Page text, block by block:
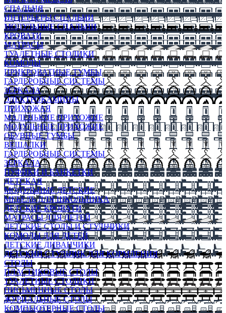
СПАЛЬНЯ
ИНТЕРЬЕРЫ СПАЛЬНИ
МОДУЛЬНЫЕ СПАЛЬНИ
КРОВАТИ
МАТРАСЫ
ТУАЛЕТНЫЕ СТОЛИКИ
КОМОДЫ
ПРИКРОВАТНЫЕ ТУМБЫ
ГАРДЕРОБНЫЕ СИСТЕМЫ
ЗЕРКАЛА
ЭЛЕКТРОКАМИНЫ
ПРИХОЖАЯ
МАЛЕНЬКИЕ ПРИХОЖИЕ
МОДУЛЬНЫЕ ПРИХОЖИЕ
ОБУВНЫЕ ТУМБЫ
ВЕШАЛКИ
ГАРДЕРОБНЫЕ СИСТЕМЫ
ЗЕРКАЛА
ПУФИКИ И БАНКЕТКИ
ДЕТСКАЯ
МОДУЛЬНЫЕ ДЕТСКИЕ
МЕБЕЛЬ ДЛЯ ШКОЛЬНИКА
ДЕТСКИЕ КРОВАТИ
МАТРАСЫ ДЛЯ ДЕТЕЙ
ДЕТСКИЕ СТОЛЫ И СТУЛЬЧИКИ
КОМОДЫ ДЛЯ ДЕТЕЙ
ДЕТСКИЕ ДИВАНЧИКИ
ДЕТСКИЙ СТУЛЬЧИК ДЛЯ КОРМЛЕНИЯ
СТОЛЫ
ПЛАСТИКОВЫЕ СТОЛЫ
ТУАЛЕТНЫЕ СТОЛИКИ
ПИСЬМЕННЫЕ СТОЛЫ
ЖУРНАЛЬНЫЕ СТОЛЫ
КОМПЬЮТЕРНЫЕ СТОЛЫ